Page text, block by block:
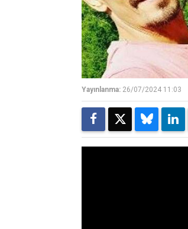
Yayınlanma: 26/07/2024 11:03